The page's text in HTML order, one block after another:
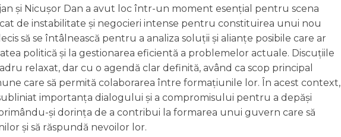
și Nicușor Dan a avut loc într-un moment esențial pentru scena
de instabilitate și negocieri intense pentru constituirea unui nou
să se întâlnească pentru a analiza soluții și alianțe posibile care ar
politică și la gestionarea eficientă a problemelor actuale. Discuțiile
relaxat, dar cu o agendă clar definită, având ca scop principal
care să permită colaborarea între formațiunile lor. În acest context,
importanța dialogului și a compromisului pentru a depăși
și dorința de a contribui la formarea unui guvern care să
și să răspundă nevoilor lor.